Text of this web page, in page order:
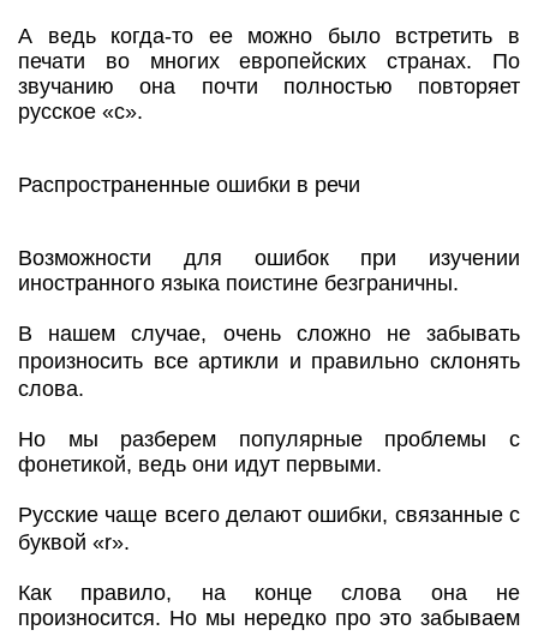
А ведь когда-то ее можно было встретить в
печати во многих европейских странах. По
звучанию она почти полностью повторяет
русское «с».
Распространенные ошибки в речи
Возможности для ошибок при изучении
иностранного языка поистине безграничны.
В нашем случае, очень сложно не забывать
произносить все артикли и правильно склонять
слова.
Но мы разберем популярные проблемы с
фонетикой, ведь они идут первыми.
Русские чаще всего делают ошибки, связанные с
буквой «r».
Как правило, на конце слова она не
произносится. Но мы нередко про это забываем